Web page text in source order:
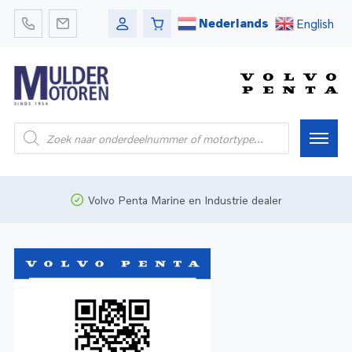
Nederlands English
Onderdelen
Bedrijfsvaart
Volvo Penta Marine en Industrie dealer